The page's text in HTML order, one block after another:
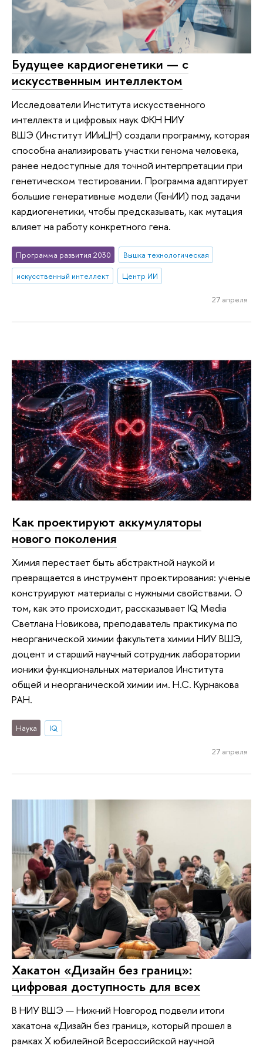
Будущее кардиогенетики — с
искусственным интеллектом
Исследователи Института искусственного
интеллекта и цифровых наук ФКН НИУ
ВШЭ (Институт ИИиЦН) создали программу, которая
способна анализировать участки генома человека,
ранее недоступные для точной интерпретации при
генетическом тестировании. Программа адаптирует
большие генеративные модели (ГенИИ) под задачи
кардиогенетики, чтобы предсказывать, как мутация
влияет на работу конкретного гена.
Программа развития 2030
Вышка технологическая
искусственный интеллект
Центр ИИ
27 апреля
Как проектируют аккумуляторы
нового поколения
Химия перестает быть абстрактной наукой и
превращается в инструмент проектирования: ученые
конструируют материалы с нужными свойствами. О
том, как это происходит, рассказывает IQ Media
Светлана Новикова, преподаватель практикума по
неорганической химии факультета химии НИУ ВШЭ,
доцент и старший научный сотрудник лаборатории
ионики функциональных материалов Института
общей и неорганической химии им. Н.С. Курнакова
РАН.
Наука IQ
27 апреля
Хакатон «Дизайн без границ»:
цифровая доступность для всех
В НИУ ВШЭ — Нижний Новгород подвели итоги
хакатона «Дизайн без границ», который прошел в
рамках Х юбилейной Всероссийской научной